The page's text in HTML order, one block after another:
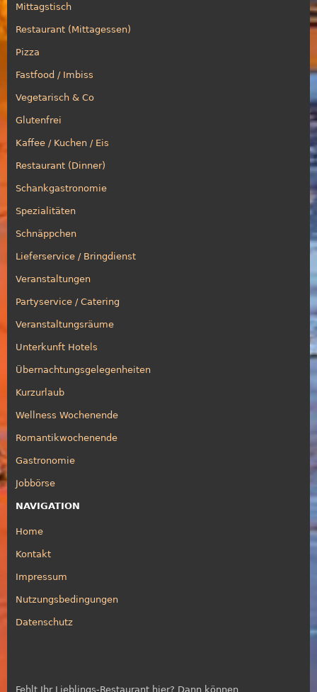
Mittagstisch
Restaurant (Mittagessen)
Pizza
Fastfood / Imbiss
Vegetarisch & Co
Glutenfrei
Kaffee / Kuchen / Eis
Restaurant (Dinner)
Schankgastronomie
Spezialitäten
Schnäppchen
Lieferservice / Bringdienst
Veranstaltungen
Partyservice / Catering
Veranstaltungsräume
Unterkunft Hotels
Übernachtungsgelegenheiten
Kurzurlaub
Wellness Wochenende
Romantikwochenende
Gastronomie
Jobbörse
NAVIGATION
Home
Kontakt
Impressum
Nutzungsbedingungen
Datenschutz
Fehlt Ihr Lieblings-Restaurant hier? Dann können